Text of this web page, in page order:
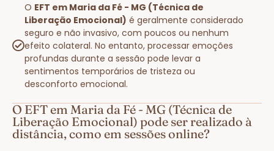
O EFT em Maria da Fé - MG (Técnica de
Liberação Emocional) é geralmente considerado
seguro e não invasivo, com poucos ou nenhum
efeito colateral. No entanto, processar emoções
profundas durante a sessão pode levar a
sentimentos temporários de tristeza ou
desconforto emocional.
O EFT em Maria da Fé - MG (Técnica de
Liberação Emocional) pode ser realizado à
distância, como em sessões online?